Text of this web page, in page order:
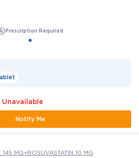
Prescription Required
Notify Me
MG+ROSUVASTATIN 10 MG